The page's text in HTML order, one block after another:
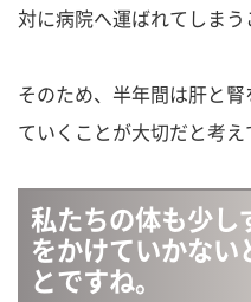
対に病院へ運ばれてしまう
そのため、半年間は肝と
ていくことが大切だと考え
私たちの体も少し
をかけていかない
とですね。